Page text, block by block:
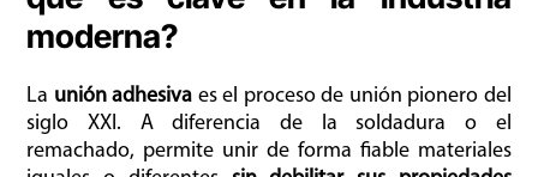
moderna?
La unión adhesiva es el proceso de unión pionero del
siglo XXI. A diferencia de la soldadura o el
remachado, permite unir de forma fiable materiales